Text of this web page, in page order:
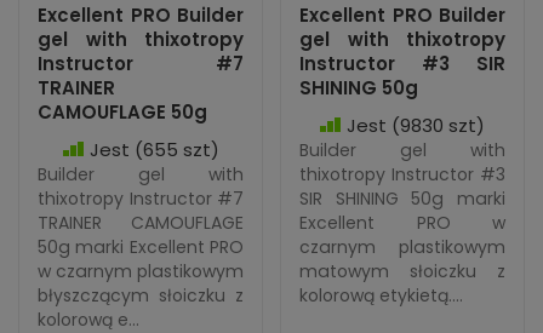
Excellent PRO Builder
gel with thixotropy
Instructor #7
TRAINER
CAMOUFLAGE 50g
Jest (655 szt)
Builder gel with
thixotropy Instructor #7
TRAINER CAMOUFLAGE
50g marki Excellent PRO
w czarnym plastikowym
błyszczącym słoiczku z
kolorową e...
Excellent PRO Builder
gel with thixotropy
Instructor #3 SIR
SHINING 50g
Jest (9830 szt)
Builder gel with
thixotropy Instructor #3
SIR SHINING 50g marki
Excellent PRO w
czarnym plastikowym
matowym słoiczku z
kolorową etykietą....